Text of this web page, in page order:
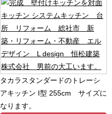
タカラスタンダードのトレーシ
アキッチン I型 255cm サイズに
なります。